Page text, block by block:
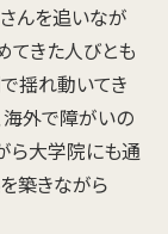
んを追いなが
てきた人びとも
揺れ動いてき
海外で障がいの
ら大学院にも通
を築きながら